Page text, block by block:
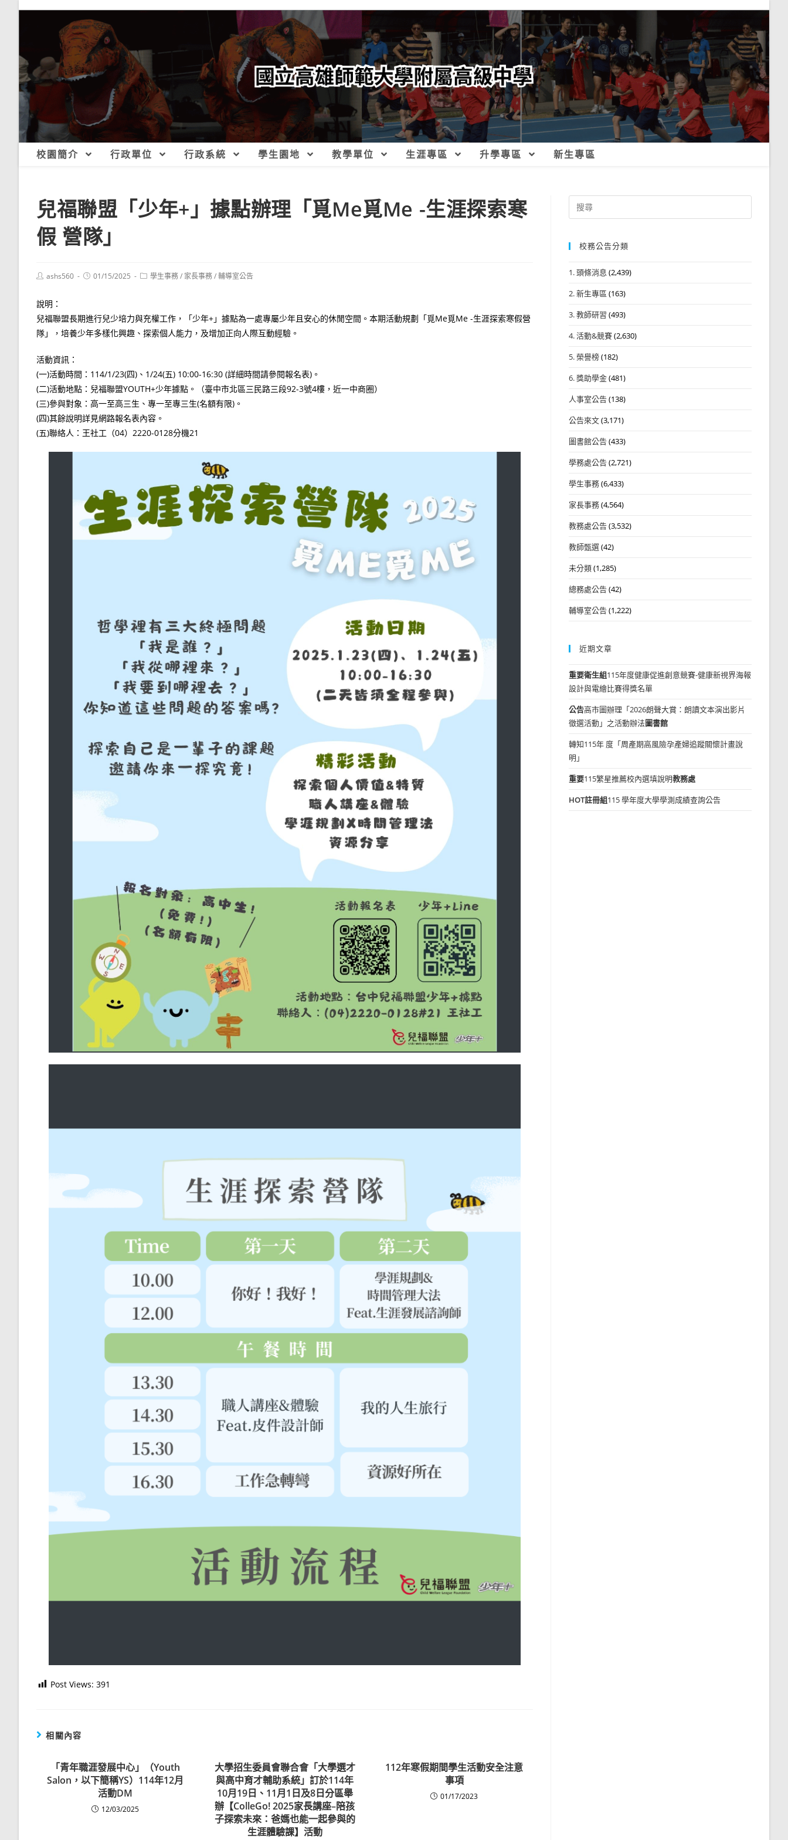
校園簡介 行政單位 行政系統 學生園地 教學單位 生涯專區 升學專區 新生專區
兒福聯盟「少年+」據點辦理「覓Me覓Me -生涯探索寒
假 營隊」
Postashs560
Post01/15/2025
Post學生事務/ 家長事務/輔導室公告
說明：
兒福聯盟長期進行兒少培力與充權工作，「少年+」據點為一處專屬少年且安心的休閒空間。本期活動規劃「覓Me覓Me -生涯探索寒假營
隊」，培養少年多樣化興趣、探索個人能力，及增加正向人際互動經驗。
活動資訊：
(一)活動時間：114/1/23(四)、1/24(五) 10:00-16:30 (詳細時間請參閱報名表)。
(二)活動地點：兒福聯盟YOUTH+少年據點。（臺中市北區三民路三段92-3號4樓，近一中商圈）
(三)參與對象：高一至高三生、專一至專三生(名額有限)。
(四)其餘說明詳見網路報名表內容。
(五)聯絡人：王社工（04）2220-0128分機21
Post Views: 391
相關內容
「青年職涯發展中心」（Youth
Salon，以下簡稱YS）114年12月
活動DM
12/03/2025
大學招生委員會聯合會「大學選才
與高中育才輔助系統」訂於114年
10月19日、11月1日及8日分區舉
辦【ColleGo! 2025家長講座–陪孩
子探索未來：爸媽也能一起參與的
生涯體驗課】活動
112年寒假期間學生活動安全注意
事項
01/17/2023
Search
for:
校務公告分類
1. 頭條消息 (2,439)
2. 新生專區 (163)
3. 教師研習 (493)
4. 活動&競賽(2,630)
5. 榮譽榜(182)
6. 獎助學金(481)
人事室公告(138)
公告來文(3,171)
圖書館公告(433)
學務處公告(2,721)
學生事務(6,433)
家長事務(4,564)
教務處公告(3,532)
教師甄選(42)
未分類(1,285)
總務處公告(42)
輔導室公告(1,222)
近期文章
重要衛生組115年度健康促進創意競賽-健康新視界海報
設計與電繪比賽得獎名單
公告高市圖辦理「2026朗聲大賞：朗讀文本演出影片
徵選活動」之活動辦法圖書館
轉知115年 度「周產期高風險孕產婦追蹤關懷計畫說
明」
重要115繁星推薦校內選填說明教務處
HOT註冊組115 學年度大學學測成績查詢公告